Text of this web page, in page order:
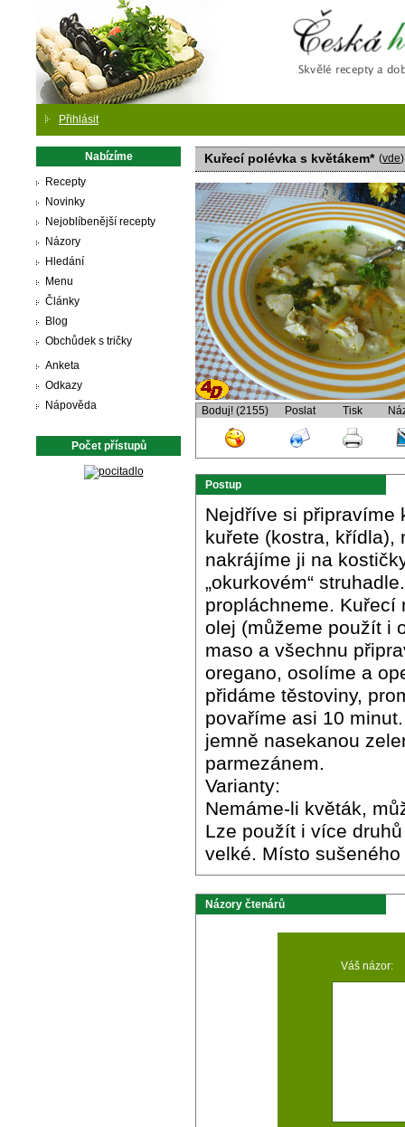
Přihlásit
Nabízíme
Recepty
Novinky
Nejoblíbenější recepty
Názory
Hledání
Menu
Články
Blog
Obchůdek s tričky
Anketa
Odkazy
Nápověda
Počet přístupů
Kuřecí polévka s květákem* (vde)
Boduj! (2155) Poslat Tisk
Postup
Nejdříve si připravíme
kuřete (kostra, křídla),
nakrájíme ji na
„okurkovém“
propláchneme. Kuřecí
olej (můžeme použít i
maso a všechnu
oregano, osolíme a
přidáme těstoviny,
povaříme asi 10
jemně nasekanou
parmezánem.
Varianty:
Nemáme-li květák,
Lze použít i více
velké. Místo
Názory čtenárů
Váš názor: